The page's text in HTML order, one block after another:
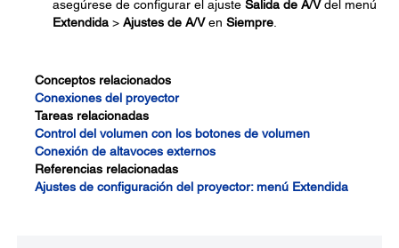
asegúrese de configurar el ajuste Salida de A/Vdel menú
Extendida > Ajustes de A/Ven Siempre
Conceptos relacionados
Conexiones del proyector
Tareas relacionadas
Control del volumen con los botones de volumen
Conexión de altavoces externos
Referencias relacionadas
Ajustes de configuración del proyector: menú Extendida